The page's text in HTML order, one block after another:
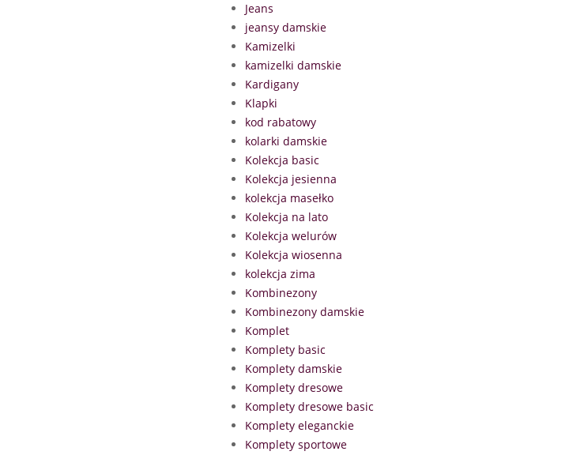
Jeans
jeansy damskie
Kamizelki
kamizelki damskie
Kardigany
Klapki
kod rabatowy
kolarki damskie
Kolekcja basic
Kolekcja jesienna
kolekcja masełko
Kolekcja na lato
Kolekcja welurów
Kolekcja wiosenna
kolekcja zima
Kombinezony
Kombinezony damskie
Komplet
Komplety basic
Komplety damskie
Komplety dresowe
Komplety dresowe basic
Komplety eleganckie
Komplety sportowe